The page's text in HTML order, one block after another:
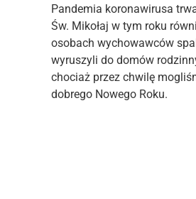
Pandemia koronawirusa
Św. Mikołaj w tym roku
osobach wychowawców
wyruszyli do domów
chociaż przez chwilę
dobrego Nowego Roku.